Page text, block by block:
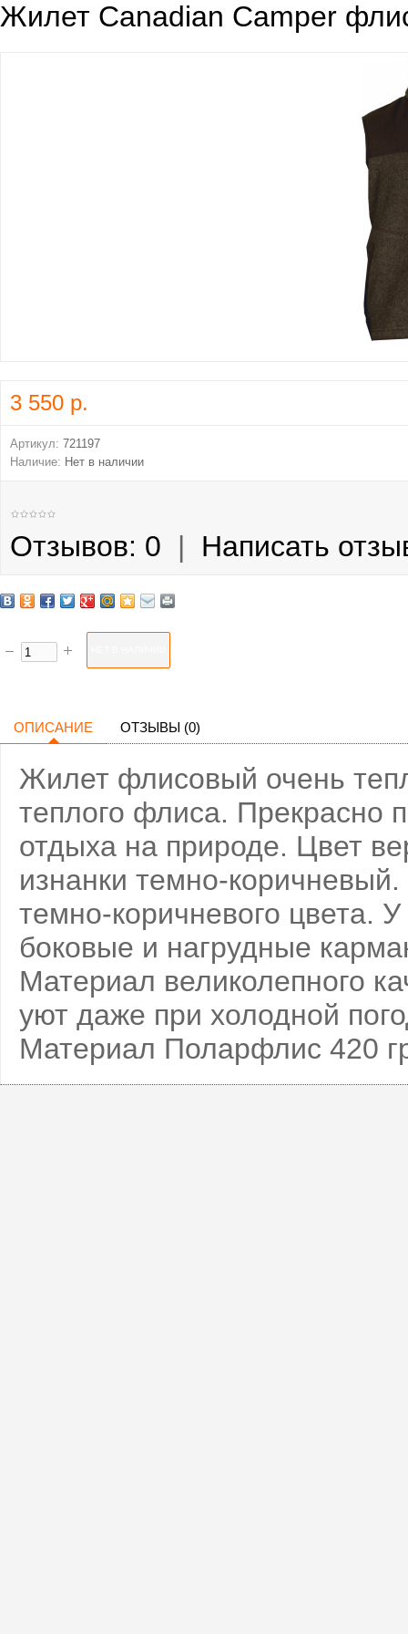
Жилет Canadian Camper
3 550 р.
Артикул: 721197
Наличие: Нет в наличии
Отзывов: 0 | Написать
ОПИСАНИЕ ОТЗЫВЫ (0)
Жилет флисовый очень
теплого флиса. Прекрасно
отдыха на природе. Цвет
изнанки темно-
темно-коричневого цвета.
боковые и нагрудные
Материал великолепного
уют даже при холодной
Материал Поларфлис 420